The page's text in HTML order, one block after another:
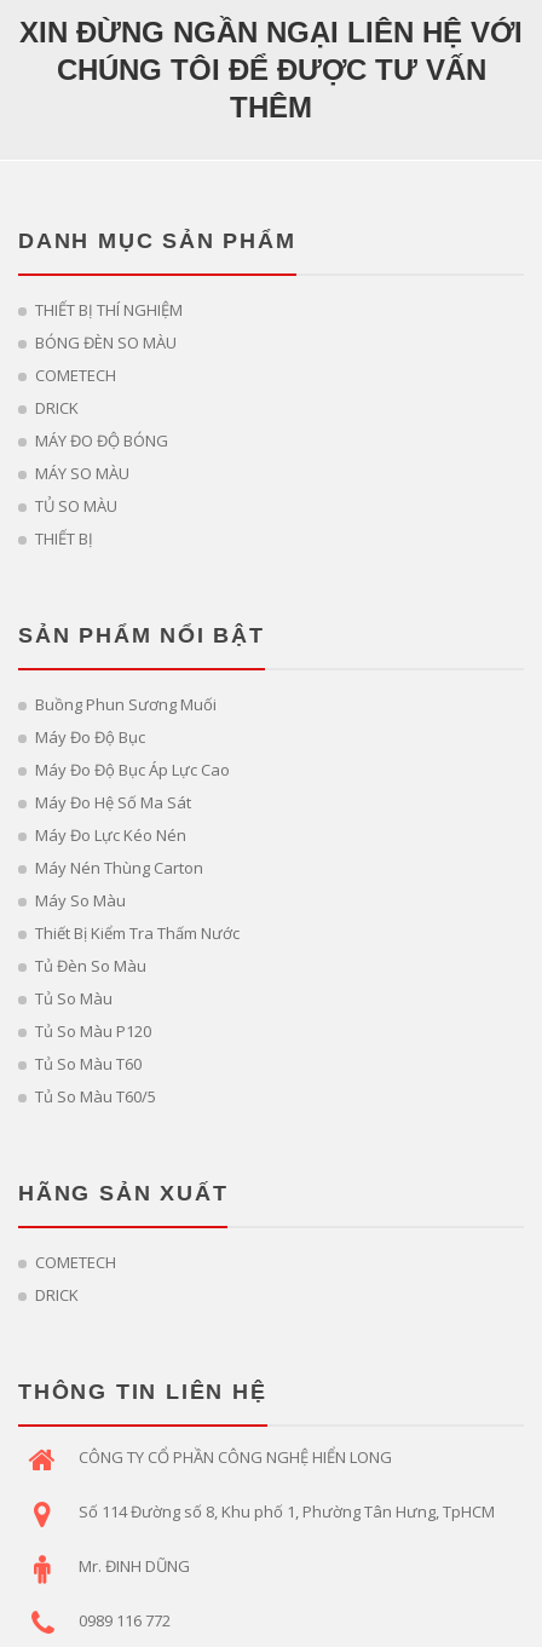
XIN ĐỪNG NGẦN NGẠI LIÊN HỆ VỚI
CHÚNG TÔI ĐỂ ĐƯỢC TƯ VẤN
THÊM
DANH MỤC SẢN PHẨM
THIẾT BỊ THÍ NGHIỆM
BÓNG ĐÈN SO MÀU
COMETECH
DRICK
MÁY ĐO ĐỘ BÓNG
MÁY SO MÀU
TỦ SO MÀU
THIẾT BỊ
SẢN PHẨM NỔI BẬT
Buồng Phun Sương Muối
Máy Đo Độ Bục
Máy Đo Độ Bục Áp Lực Cao
Máy Đo Hệ Số Ma Sát
Máy Đo Lực Kéo Nén
Máy Nén Thùng Carton
Máy So Màu
Thiết Bị Kiểm Tra Thấm Nước
Tủ Đèn So Màu
Tủ So Màu
Tủ So Màu P120
Tủ So Màu T60
Tủ So Màu T60/5
HÃNG SẢN XUẤT
COMETECH
DRICK
THÔNG TIN LIÊN HỆ
CÔNG TY CỔ PHẦN CÔNG NGHỆ HIỂN LONG
Số 114 Đường số 8, Khu phố 1, Phường Tân Hưng, TpHCM
Mr. ĐINH DŨNG
0989 116 772